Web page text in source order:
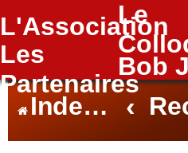
L'Association
Le
Les
Partenaires
Bob
FAQ
Index du forum